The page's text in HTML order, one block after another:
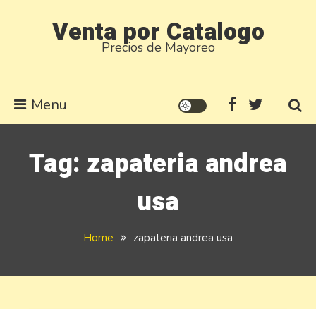
Venta por Catalogo
Precios de Mayoreo
Menu
Tag: zapateria andrea
usa
Home zapateria andrea usa